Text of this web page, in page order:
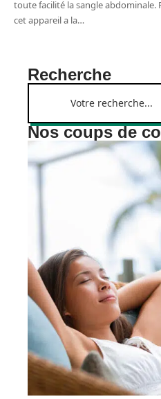
toute facilité la sangle abdominale.
cet appareil a la…
Recherche
Nos coups de